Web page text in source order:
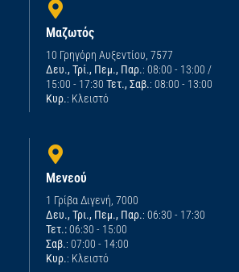
Μαζωτός
10 Γρηγόρη Αυξεντίου, 7577
Δευ., Τρί., Πεμ., Παρ.: 08:00 - 13:00 /
15:00 - 17:30 Τετ., Σαβ.: 08:00 - 13:00
Κυρ.: Κλειστό
Μενεού
1 Γρίβα Διγενή, 7000
Δευ., Τρι., Πεμ., Παρ.: 06:30 - 17:30
Τετ.:06:30 - 15:00
Σαβ.: 07:00 - 14:00
Κυρ.: Κλειστό